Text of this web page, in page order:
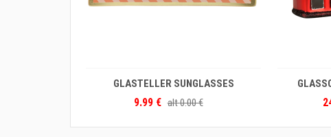
GLASTELLER SUNGLASSES GLASSCHMUCK BARBECUE S/2